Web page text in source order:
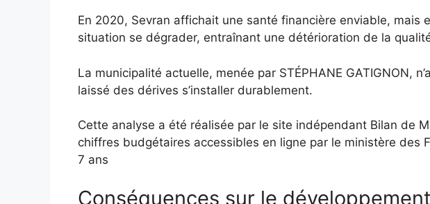
En 2020, Sevran affichait une santé financière enviable, mais
situation se dégrader, entraînant une détérioration de la
La municipalité actuelle, menée par STÉPHANE GATIGNON,
laissé des dérives s’installer durablement.
Cette analyse a été réalisée par le site indépendant Bilan de
chiffres budgétaires accessibles en ligne par le ministère des
7 ans
Conséquences sur le